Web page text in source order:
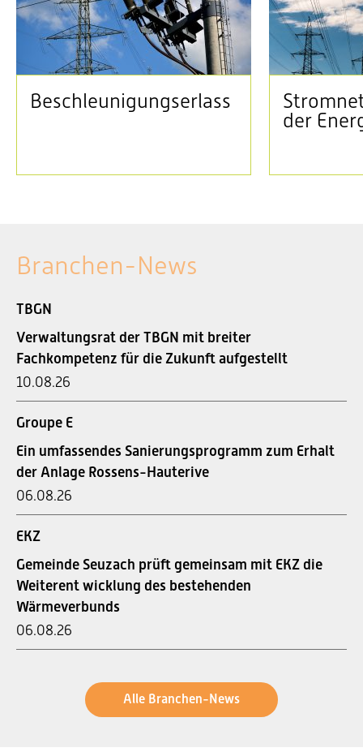
Beschleunigungserlass
der
Branchen-News
TBGN
Verwaltungsrat der TBGN mit breiter
Fachkompetenz für die Zukunft aufgestellt
10.08.26
Groupe E
Ein umfassendes Sanierungsprogramm zum Erhalt
der Anlage Rossens-Hauterive
06.08.26
EKZ
Gemeinde Seuzach prüft gemeinsam mit EKZ die
Weiterent wicklung des bestehenden
Wärmeverbunds
06.08.26
Alle Branchen-News